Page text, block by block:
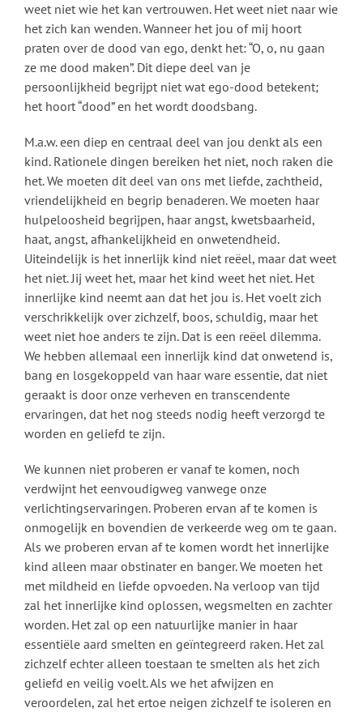
weet niet wie het kan vertrouwen. Het weet niet naar wie
het zich kan wenden. Wanneer het jou of mij hoort
praten over de dood van ego, denkt het: “O, o, nu gaan
ze me dood maken”. Dit diepe deel van je
persoonlijkheid begrijpt niet wat ego-dood betekent;
het hoort “dood” en het wordt doodsbang.
M.a.w. een diep en centraal deel van jou denkt als een
kind. Rationele dingen bereiken het niet, noch raken die
het. We moeten dit deel van ons met liefde, zachtheid,
vriendelijkheid en begrip benaderen. We moeten haar
hulpeloosheid begrijpen, haar angst, kwetsbaarheid,
haat, angst, afhankelijkheid en onwetendheid.
Uiteindelijk is het innerlijk kind niet reëel, maar dat weet
het niet. Jij weet het, maar het kind weet het niet. Het
innerlijke kind neemt aan dat het jou is. Het voelt zich
verschrikkelijk over zichzelf, boos, schuldig, maar het
weet niet hoe anders te zijn. Dat is een reëel dilemma.
We hebben allemaal een innerlijk kind dat onwetend is,
bang en losgekoppeld van haar ware essentie, dat niet
geraakt is door onze verheven en transcendente
ervaringen, dat het nog steeds nodig heeft verzorgd te
worden en geliefd te zijn.
We kunnen niet proberen er vanaf te komen, noch
verdwijnt het eenvoudigweg vanwege onze
verlichtingservaringen. Proberen ervan af te komen is
onmogelijk en bovendien de verkeerde weg om te gaan.
Als we proberen ervan af te komen wordt het innerlijke
kind alleen maar obstinater en banger. We moeten het
met mildheid en liefde opvoeden. Na verloop van tijd
zal het innerlijke kind oplossen, wegsmelten en zachter
worden. Het zal op een natuurlijke manier in haar
essentiële aard smelten en geïntegreerd raken. Het zal
zichzelf echter alleen toestaan te smelten als het zich
geliefd en veilig voelt. Als we het afwijzen en
veroordelen, zal het ertoe neigen zichzelf te isoleren en